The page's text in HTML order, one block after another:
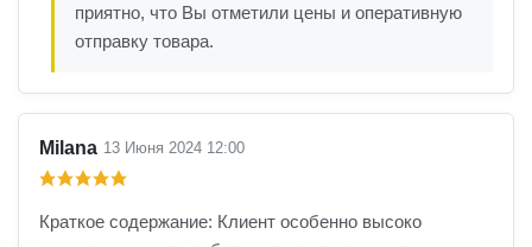
приятно, что Вы отметили цены и оперативную
отправку товара.
Milana 13 Июня 2024 12:00
Краткое содержание: Клиент особенно высоко